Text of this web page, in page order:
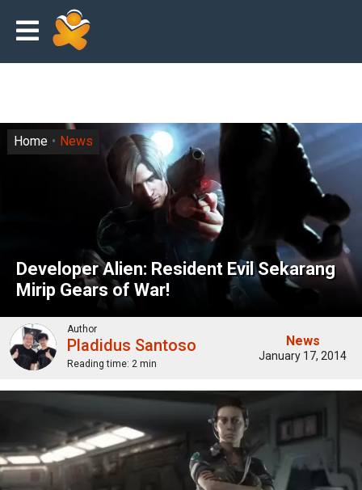
Developer Alien: Resident Evil Sekarang
Mirip Gears of War!
Home News
Author
Pladidus Santoso
Reading time: 2 min
News
January 17, 2014